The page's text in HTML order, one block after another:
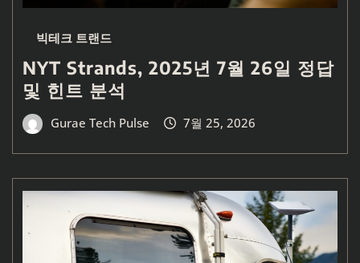
빅테크 트랜드
NYT Strands, 2025년 7월 26일 정답
및 힌트 분석
Gurae Tech Pulse 7월 25, 2026